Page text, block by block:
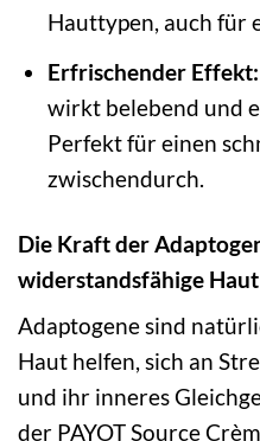
Hauttypen, auch für
Erfrischender Effekt:
wirkt belebend und
Perfekt für einen
zwischendurch.
Die Kraft der
widerstandsfähige Haut
Adaptogene sind
Haut helfen, sich an
und ihr inneres
der PAYOT Source